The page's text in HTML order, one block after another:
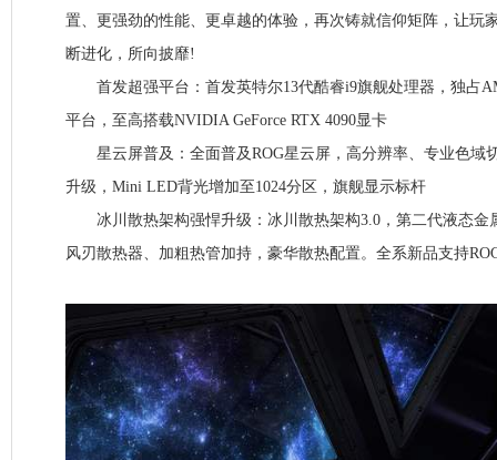
置、更强劲的性能、更卓越的体验，再次铸就信仰矩阵，让玩
断进化，所向披靡!
首发超强平台：首发英特尔13代酷睿i9旗舰处理器，独占
平台，至高搭载NVIDIA GeForce RTX 4090显卡
星云屏普及：全面普及ROG星云屏，高分辨率、专业色域
升级，Mini LED背光增加至1024分区，旗舰显示标杆
冰川散热架构强悍升级：冰川散热架构3.0，第二代液态金
风刃散热器、加粗热管加持，豪华散热配置。全系新品支持